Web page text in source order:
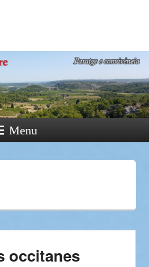
Paratge e Convivència
Menu
occitanes